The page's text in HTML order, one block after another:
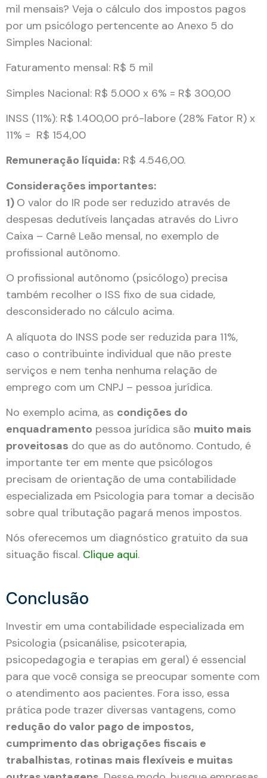
mil mensais? Veja o cálculo dos impostos pagos
por um psicólogo pertencente ao Anexo 5 do
Simples Nacional:
Faturamento mensal: R$ 5 mil
Simples Nacional: R$ 5.000 x 6% = R$ 300,00
INSS (11%): R$ 1.400,00 pró-labore (28% Fator R) x
11% = R$ 154,00
Remuneração líquida: R$ 4.546,00.
Considerações importantes:
1) O valor do IR pode ser reduzido através de
despesas dedutíveis lançadas através do Livro
Caixa – Carnê Leão mensal, no exemplo de
profissional autônomo.
O profissional autônomo (psicólogo) precisa
também recolher o ISS fixo de sua cidade,
desconsiderado no cálculo acima.
A alíquota do INSS pode ser reduzida para 11%,
caso o contribuinte individual que não preste
serviços e nem tenha nenhuma relação de
emprego com um CNPJ – pessoa jurídica.
No exemplo acima, as condições do
enquadramento pessoa jurídica são muito mais
proveitosas do que as do autônomo. Contudo, é
importante ter em mente que psicólogos
precisam de orientação de uma contabilidade
especializada em Psicologia para tomar a decisão
sobre qual tributação pagará menos impostos.
Nós oferecemos um diagnóstico gratuito da sua
situação fiscal. Clique aqui.
Conclusão
Investir em uma contabilidade especializada em
Psicologia (psicanálise, psicoterapia,
psicopedagogia e terapias em geral) é essencial
para que você consiga se preocupar somente com
o atendimento aos pacientes. Fora isso, essa
prática pode trazer diversas vantagens, como
redução do valor pago de impostos,
cumprimento das obrigações fiscais e
trabalhistas, rotinas mais flexíveis e muitas